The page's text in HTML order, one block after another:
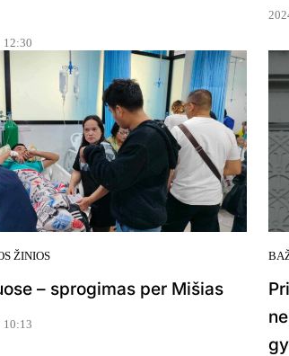
12:30
ŽINIOS
– sprogimas per Mišias
10:13